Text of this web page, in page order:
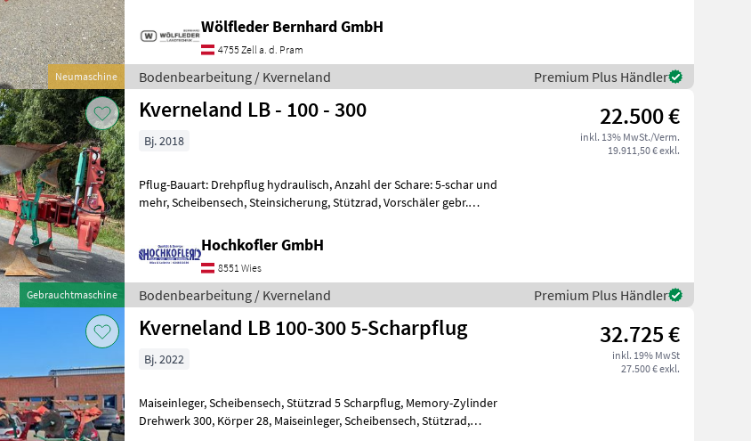
Neumaschine
Wölfleder Bernhard GmbH
4755 Zell a. d. Pram
Bodenbearbeitung / Kverneland Premium Plus Händler
Gebrauchtmaschine
Kverneland LB - 100 - 300 22.500 €
inkl. 13% MwSt./Verm.
19.911,50 € exkl.
Bj. 2018
Pflug-Bauart: Drehpflug hydraulisch, Anzahl der Schare: 5-schar und
mehr, Scheibensech, Steinsicherung, Stützrad, Vorschäler gebr.
Hochkofler GmbH
8551 Wies
Bodenbearbeitung / Kverneland Premium Plus Händler
Kverneland LB 100-300 5-Scharpflug 32.725 €
inkl. 19% MwSt
27.500 € exkl.
Bj. 2022
Maiseinleger, Scheibensech, Stützrad 5 Scharpflug, Memory-Zylinder
Drehwerk 300, Körper 28, Maiseinleger, Scheibensech, Stützrad,